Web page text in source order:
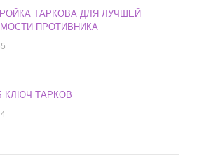
ТАРКОВА ДЛЯ ЛУЧШЕЙ
ПРОТИВНИКА
КЛЮЧ ТАРКОВ